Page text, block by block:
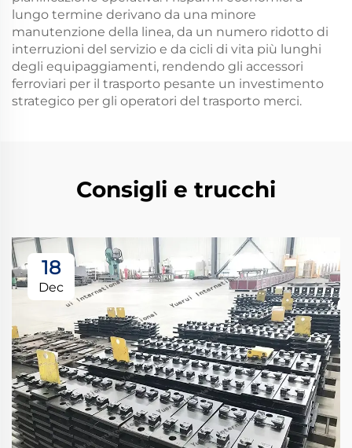
lungo termine derivano da una minore
manutenzione della linea, da un numero ridotto di
interruzioni del servizio e da cicli di vita più lunghi
degli equipaggiamenti, rendendo gli accessori
ferroviari per il trasporto pesante un investimento
strategico per gli operatori del trasporto merci.
Consigli e trucchi
18
Dec